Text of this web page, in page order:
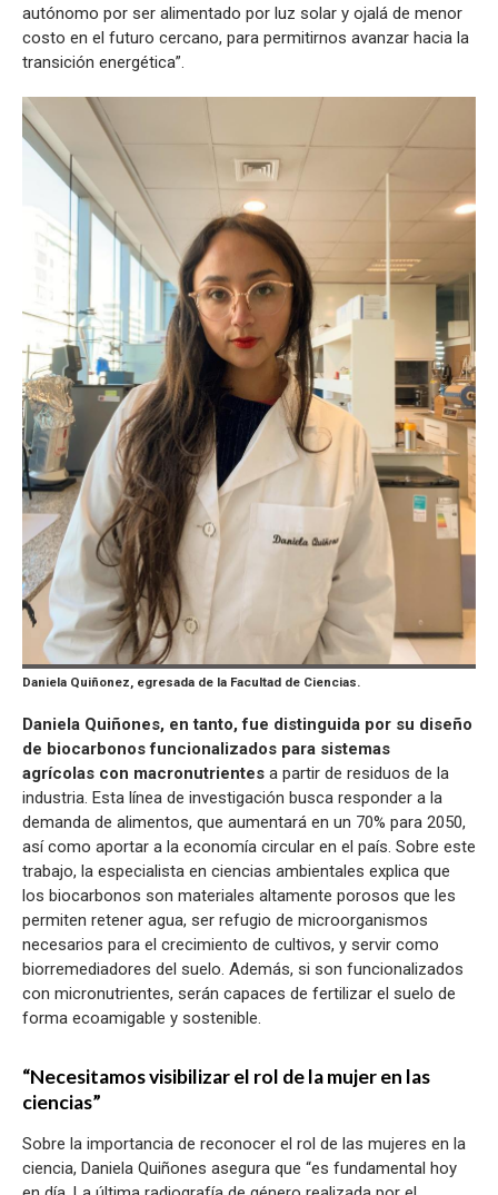
autónomo por ser alimentado por luz solar y ojalá de menor
costo en el futuro cercano, para permitirnos avanzar hacia la
transición energética”.
Daniela Quiñonez, egresada de la Facultad de Ciencias.
Daniela Quiñones, en tanto, fue distinguida por su diseño
de biocarbonos funcionalizados para sistemas
agrícolas con macronutrientes a partir de residuos de la
industria. Esta línea de investigación busca responder a la
demanda de alimentos, que aumentará en un 70% para 2050,
así como aportar a la economía circular en el país. Sobre este
trabajo, la especialista en ciencias ambientales explica que
los biocarbonos son materiales altamente porosos que les
permiten retener agua, ser refugio de microorganismos
necesarios para el crecimiento de cultivos, y servir como
biorremediadores del suelo. Además, si son funcionalizados
con micronutrientes, serán capaces de fertilizar el suelo de
forma ecoamigable y sostenible.
“Necesitamos visibilizar el rol de la mujer en las
ciencias”
Sobre la importancia de reconocer el rol de las mujeres en la
ciencia, Daniela Quiñones asegura que “es fundamental hoy